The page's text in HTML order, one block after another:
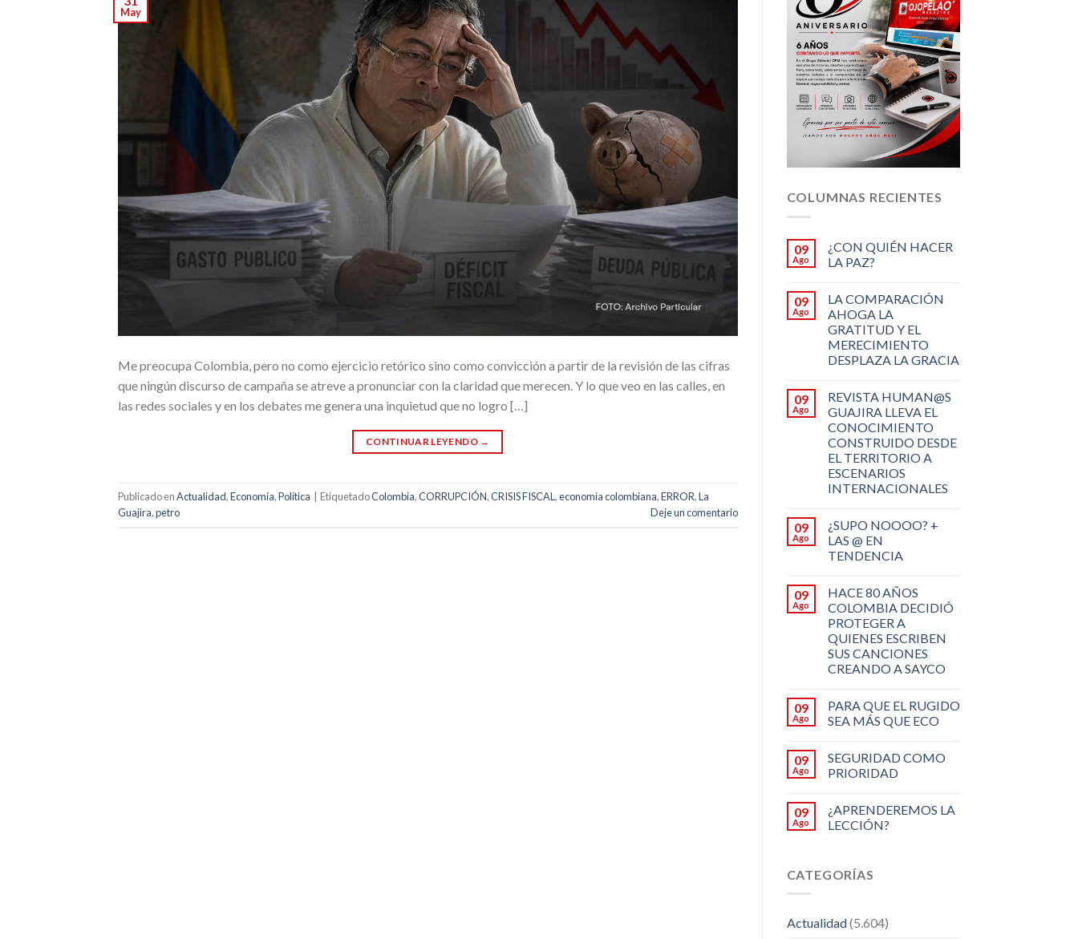
May
Me preocupa Colombia, pero no como ejercicio retórico sino como convicción a partir de la revisión de las cifras
que ningún discurso de campaña se atreve a pronunciar con la claridad que merecen. Y lo que veo en las calles, en
las redes sociales y en los debates me genera una inquietud que no logro […]
CONTINUAR LEYENDO →
Publicado enActualidad,Economía,Política EtiquetadoColombia,CORRUPCIÓN,CRISIS FISCAL ,economia colombiana,ERROR,La
Guajira,petro Deje un comentario
COLUMNAS RECIENTES
09
Ago
¿CON QUIÉN HACER
LA PAZ?
09
Ago
LA COMPARACIÓN
AHOGA LA
GRATITUD Y EL
MERECIMIENTO
DESPLAZA LA GRACIA
09
Ago
REVISTA HUMAN@S
GUAJIRA LLEVA EL
CONOCIMIENTO
CONSTRUIDO DESDE
EL TERRITORIO A
ESCENARIOS
INTERNACIONALES
09
Ago
¿SUPO NOOOO? +
LAS @ EN
TENDENCIA
09
Ago
HACE 80 AÑOS
COLOMBIA DECIDIÓ
PROTEGER A
QUIENES ESCRIBEN
SUS CANCIONES
CREANDO A SAYCO
09
Ago
PARA QUE EL RUGIDO
SEA MÁS QUE ECO
09
Ago
SEGURIDAD COMO
PRIORIDAD
09
Ago
¿APRENDEREMOS LA
LECCIÓN?
CATEGORÍAS
Actualidad(5.604)